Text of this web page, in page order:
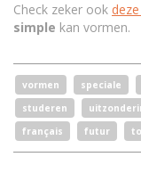
Check zeker ook deze
simple kan vormen.
vormen speciale
studeren
français
futur